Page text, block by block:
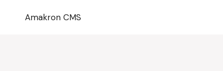
Amakron CMS